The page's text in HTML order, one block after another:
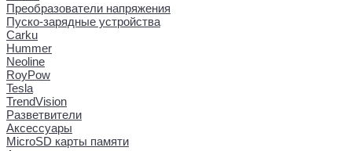
Преобразователи напряжения
Пуско-зарядные устройства
Carku
Hummer
Neoline
RoyPow
Tesla
TrendVision
Разветвители
Аксессуары
MicroSD карты памяти